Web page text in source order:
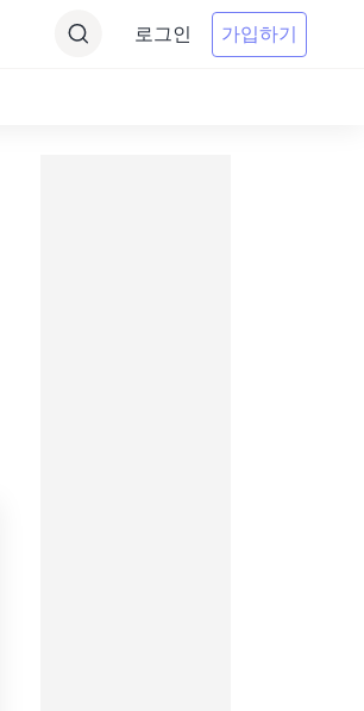
로그인 가입하기